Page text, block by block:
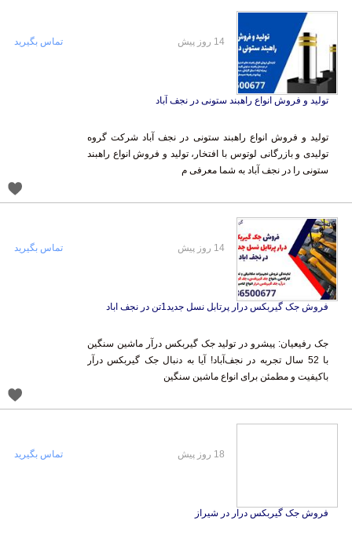
تولید و فروش انواع راهبند ستونی در نجف آباد
تولید و فروش انواع راهبند ستونی در نجف آباد شرکت گروه
تولیدی و بازرگانی لوتوس با افتخار، تولید و فروش انواع راهبند
ستونی را در نجف آباد به شما معرفی م
14 روز پیش تماس بگیرید
فروش جک گیربکس درار پرتابل نسل جدید1تن در نجف اباد
جک رفیعیان: پیشرو در تولید جک گیربکس درآر ماشین سنگین
با 52 سال تجربه در نجف‌آباد! آیا به دنبال جک گیربکس درآر
باکیفیت و مطمئن برای انواع ماشین سنگین
14 روز پیش تماس بگیرید
فروش جک گیربکس درار در شیراز
18 روز پیش تماس بگیرید